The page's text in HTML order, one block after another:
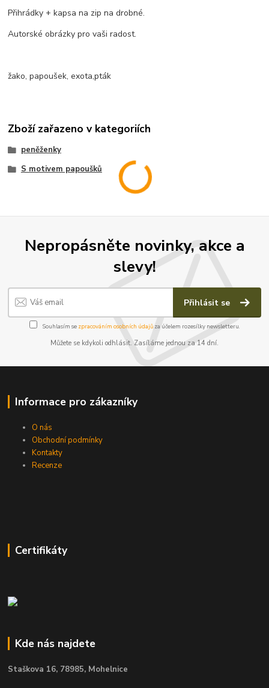
Přihrádky + kapsa na zip na drobné.
Autorské obrázky pro vaši radost.
žako, papoušek, exota,pták
Zboží zařazeno v kategoriích
peněženky
S motivem papoušků
Nepropásněte novinky, akce a
slevy!
Přihlásit se
Souhlasím se zpracováním osobních údajůza účelem rozesílky newsletteru.
Můžete se kdykoli odhlásit. Zasíláme jednou za 14 dní.
Informace pro zákazníky
O nás
Obchodní podmínky
Kontakty
Recenze
Certifikáty
Kde nás najdete
Staškova 16, 78985, Mohelnice